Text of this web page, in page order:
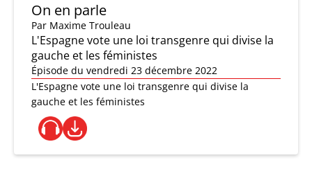
On en parle
Par Maxime Trouleau
L'Espagne vote une loi transgenre qui divise la
gauche et les féministes
Épisode du vendredi 23 décembre 2022
L'Espagne vote une loi transgenre qui divise la
gauche et les féministes